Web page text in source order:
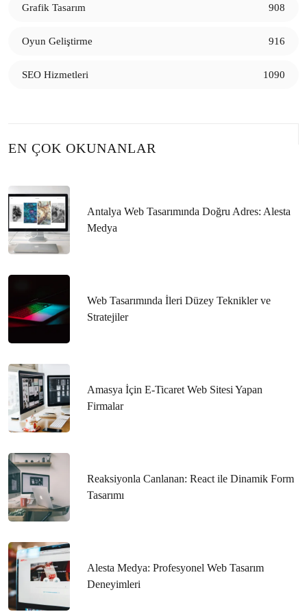
Öne Çıkanlar
Çözümler!
Web Tasarımında Tasarım ve Özelleştirme Seviyesi:
Sınırları Zorlamak
Web Tasarımında Renk Psikolojisi: Kullanıcıların
Duygularını Etkileyen Güçlü Araç
Web Siteleri
AMP Web Tasarım Hizmeti: Web Dünyasında Fark
Kurumsal Web Tasarımında Kaçırılmayacak Fırsat: %25
İndirim Kampanyası!
Web Tasarımında Dikkat Edilmesi Gereken Özel İpuçları!
En İyi Web Tasarım Siteleri: Kullanıcı Deneyiminde Fark
Yaratanlar
Web Tasarım Şirketleri: Dijital Dünyada Fark Yaratan
Profesyonellik
Web Tasarımında İlk İzlenim: Markanızı Dijital Dünyada
Nasıl Etkili Bir Şekilde Yansıtırsınız?
Kayseri Web Tasarımında Başarı İçin Kaçırılmayacak
Grafik Tasarım 908
Oyun Geliştirme 916
SEO Hizmetleri 1090
EN ÇOK OKUNANLAR
Antalya Web Tasarımında Doğru Adres: Alesta
Medya
Web Tasarımında İleri Düzey Teknikler ve
Stratejiler
Amasya İçin E-Ticaret Web Sitesi Yapan
Firmalar
Reaksiyonla Canlanan: React ile Dinamik Form
Tasarımı
Alesta Medya: Profesyonel Web Tasarım
Deneyimleri